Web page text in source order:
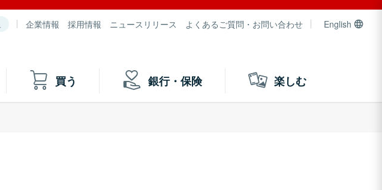
企業情報 採用情報 ニュースリリース よくあるご質問・お問い合わせ English
買う 銀行・保険 楽しむ